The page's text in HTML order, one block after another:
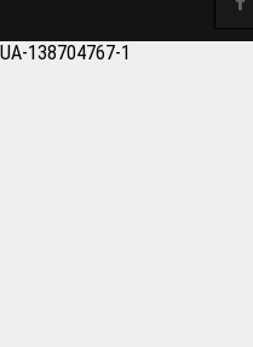
UA-138704767-1